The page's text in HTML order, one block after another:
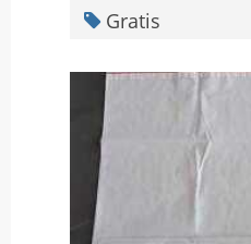
Gratis